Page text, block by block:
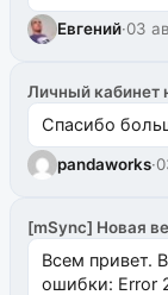
Евгений·03
Личный кабинет
Спасибо
pandaworks·
[mSync] Новая
Всем привет.
ошибки: Error